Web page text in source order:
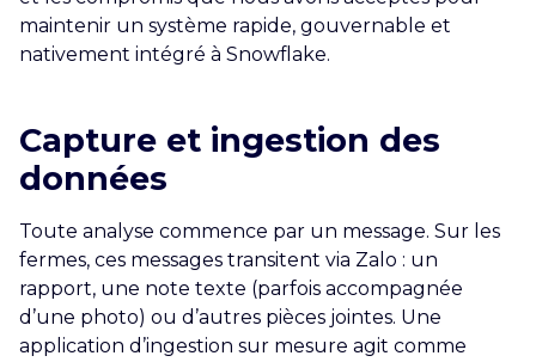
maintenir un système rapide, gouvernable et
nativement intégré à Snowflake.
Capture et ingestion des
données
Toute analyse commence par un message. Sur les
fermes, ces messages transitent via Zalo : un
rapport, une note texte (parfois accompagnée
d’une photo) ou d’autres pièces jointes. Une
application d’ingestion sur mesure agit comme